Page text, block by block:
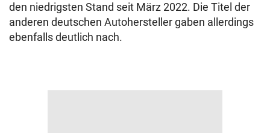
den niedrigsten Stand seit März 2022. Die Titel der
anderen deutschen Autohersteller gaben allerdings
ebenfalls deutlich nach.